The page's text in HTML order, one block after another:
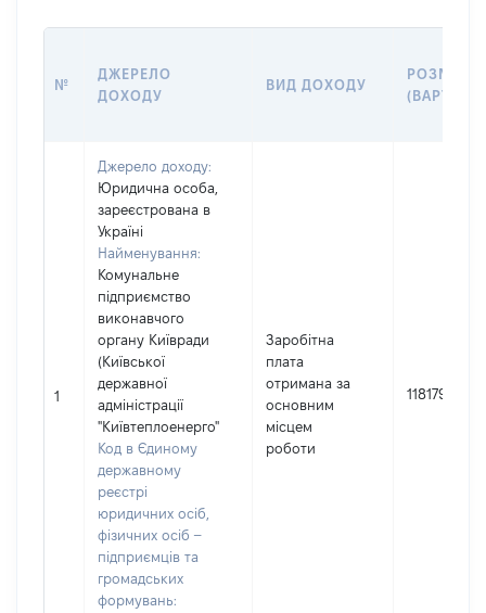
№
ДЖЕРЕЛО
ДОХОДУ
ВИД ДОХОДУ
РОЗМІР
1
Джерело доходу:
Юридична особа,
зареєстрована в
Україні
Найменування:
Комунальне
підприємство
виконавчого
органу Київради
(Київської
державної
адміністрації
"Київтеплоенерго"
Код в Єдиному
державному
реєстрі
юридичних осіб,
фізичних осіб –
підприємців та
громадських
формувань:
Заробітна
плата
отримана за
основним
місцем
роботи
118179